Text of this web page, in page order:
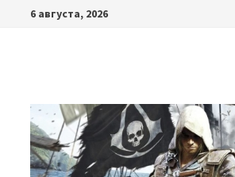
Перейти6 августа, 2026